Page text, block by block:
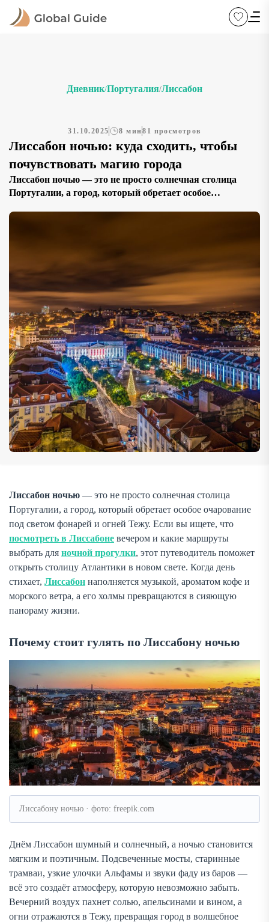
Дневник/Португалия/Лиссабон
31.10.2025 8 мин81 просмотров
Лиссабон ночью: куда сходить, чтобы
почувствовать магию города
Лиссабон ночью — это не просто солнечная столица
Португалии, а город, который обретает особое
ищете, что посмотреть в Лиссабоне вечером и какие
путеводитель поможет открыть столицу Атлантики в
музыкой, ароматом кофе и морского […]
Лиссабон ночью — это не просто солнечная столица
Португалии, а город, который обретает особое очарование
под светом фонарей и огней Тежу. Если вы ищете, что
посмотреть в Лиссабоне вечером и какие маршруты
выбрать для ночной прогулки, этот путеводитель поможет
открыть столицу Атлантики в новом свете. Когда день
стихает, Лиссабон наполняется музыкой, ароматом кофе и
морского ветра, а его холмы превращаются в сияющую
панораму жизни.
Почему стоит гулять по Лиссабону ночью
Лиссабону ночью · фото: freepik.com
Днём Лиссабон шумный и солнечный, а ночью становится
мягким и поэтичным. Подсвеченные мосты, старинные
трамваи, узкие улочки Альфамы и звуки фаду из баров —
всё это создаёт атмосферу, которую невозможно забыть.
Вечерний воздух пахнет солью, апельсинами и вином, а
огни отражаются в Тежу, превращая город в волшебное